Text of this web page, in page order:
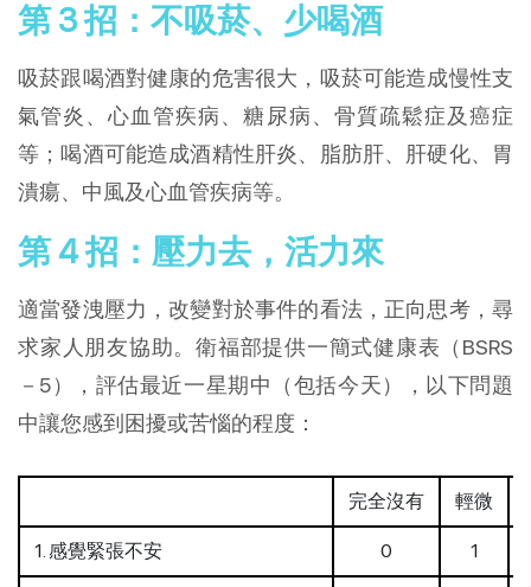
第 3 招：不吸菸、少喝酒
吸菸跟喝酒對健康的危害很大，吸菸可能造成慢性支
氣管炎、心血管疾病、糖尿病、骨質疏鬆症及癌症
等；喝酒可能造成酒精性肝炎、脂肪肝、肝硬化、胃
潰瘍、中風及心血管疾病等。
第 4 招：壓力去，活力來
適當發洩壓力，改變對於事件的看法，正向思考，尋
求家人朋友協助。衛福部提供一簡式健康表（BSRS
－5），評估最近一星期中（包括今天），以下問題
中讓您感到困擾或苦惱的程度：
完全沒有 輕微
1. 感覺緊張不安 0 1